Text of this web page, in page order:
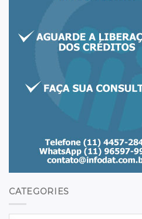
CATEGORIES